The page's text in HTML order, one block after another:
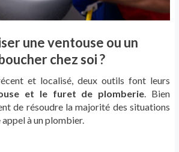
une ventouse ou un
chez soi ?
et localisé, deux outils font leurs
et le furet de plomberie. Bien
de résoudre la majorité des situations
à un plombier.